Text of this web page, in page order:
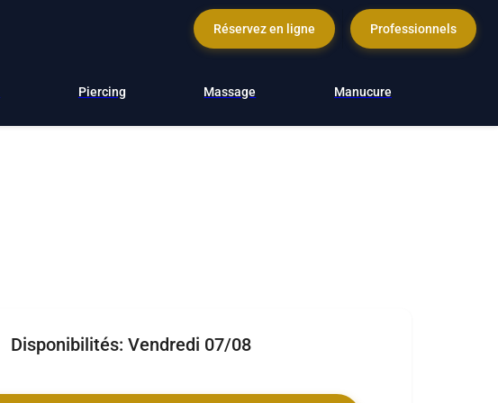
Réservez en ligne Professionnels
Piercing Massage Manucure
Disponibilités: Vendredi 07/08